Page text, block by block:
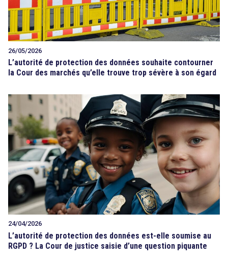
26/05/2026
L’autorité de protection des données souhaite contourner
la Cour des marchés qu’elle trouve trop sévère à son égard
24/04/2026
L’autorité de protection des données est-elle soumise au
RGPD ? La Cour de justice saisie d’une question piquante